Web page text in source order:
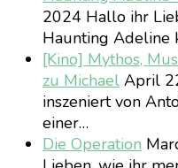
2024 Hallo ihr
Haunting Adeline
[Kino] Mythos,
zu Michael April
inszeniert von
einer…
Die Operation